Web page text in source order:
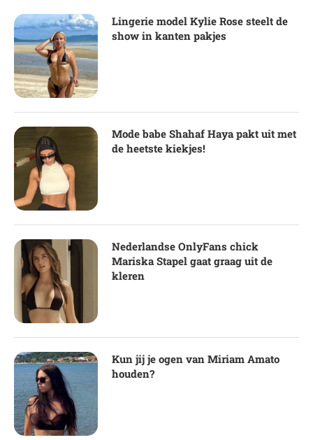
Lingerie model Kylie Rose steelt de
show in kanten pakjes
Mode babe Shahaf Haya pakt uit met
de heetste kiekjes!
Nederlandse OnlyFans chick
Mariska Stapel gaat graag uit de
kleren
Kun jij je ogen van Miriam Amato
houden?